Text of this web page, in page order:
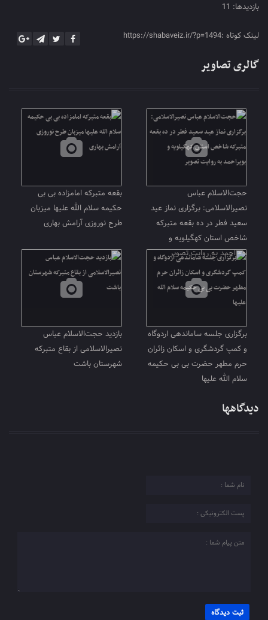
بازدیدها: 11
لینک کوتاه :https://shabaveiz.ir/?p=1494
گالری تصاویر
حجت‌الاسلام عباس
نصیرالاسلامی: برگزاری نماز عید
سعید فطر در ده بقعه متبرکه
شاخص استان کهگیلویه و
بویراحمد به روایت تصویر
بقعه متبرکه امامزاده بی بی
حکیمه سلام الله علیها میزبان
طرح نوروزی آرامش بهاری
برگزاری جلسه ساماندهی اردوگاه
و کمپ گردشگری و اسکان زائران
حرم مطهر حضرت بی بی حکیمه
سلام الله علیها
بازدید حجت‌الاسلام عباس
نصیرالاسلامی از بقاع متبرکه
شهرستان باشت
دیدگاهها